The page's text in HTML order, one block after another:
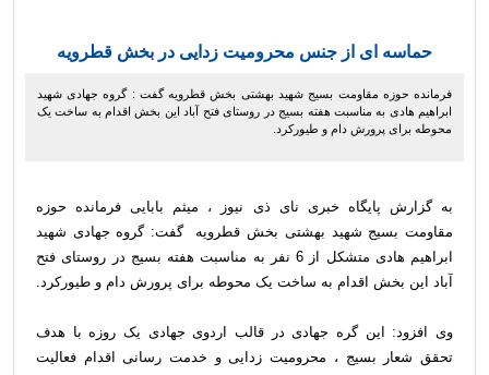
حماسه ای از جنس محرومیت زدایی در بخش قطرویه
فرمانده حوزه مقاومت بسیج شهید بهشتی بخش قطرویه گفت : گروه جهادی شهید
ابراهیم هادی به مناسبت هفته بسیج در روستای فتح آباد این بخش اقدام به ساخت یک
محوطه برای پرورش دام و طیورکرد.
به گزارش پایگاه خبری نای ذی نیوز ، میثم بابایی فرمانده حوزه
مقاومت بسیج شهید بهشتی بخش قطرویه گفت: گروه جهادی شهید
ابراهیم هادی متشکل از 6 نفر به مناسبت هفته بسیج در روستای فتح
آباد این بخش اقدام به ساخت یک محوطه برای پرورش دام و طیورکرد.
وی افزود: این گره جهادی در قالب اردوی جهادی یک روزه با هدف
تحقق شعار بسیج ، محرومیت زدایی و خدمت رسانی اقدام فعالیت